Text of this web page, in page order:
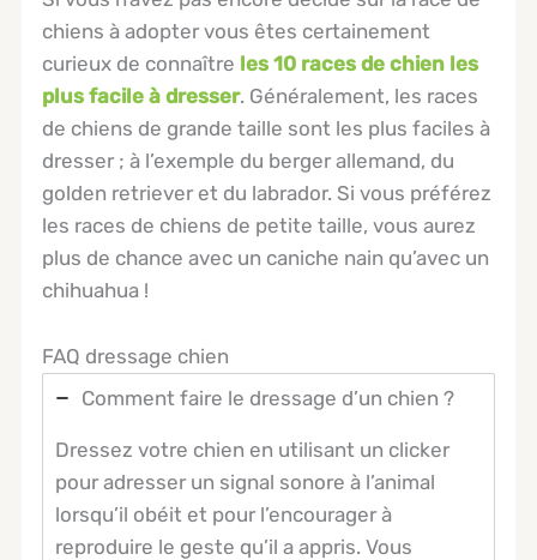
chiens à adopter vous êtes certainement
curieux de connaître les 10 races de chien les
plus facile à dresser. Généralement, les races
de chiens de grande taille sont les plus faciles à
dresser ; à l’exemple du berger allemand, du
golden retriever et du labrador. Si vous préférez
les races de chiens de petite taille, vous aurez
plus de chance avec un caniche nain qu’avec un
chihuahua !
FAQ dressage chien
Comment faire le dressage d’un chien ?
Dressez votre chien en utilisant un clicker
pour adresser un signal sonore à l’animal
lorsqu’il obéit et pour l’encourager à
reproduire le geste qu’il a appris. Vous